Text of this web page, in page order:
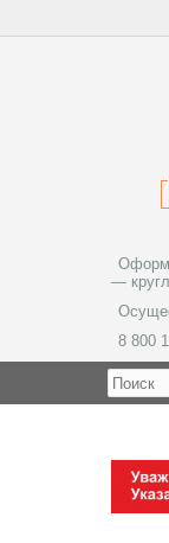
—
8 800